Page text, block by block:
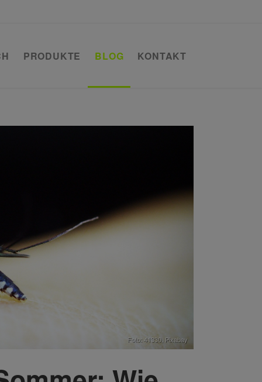
PRODUKTE BLOG KONTAKT
Foto: 41330, Pixabay